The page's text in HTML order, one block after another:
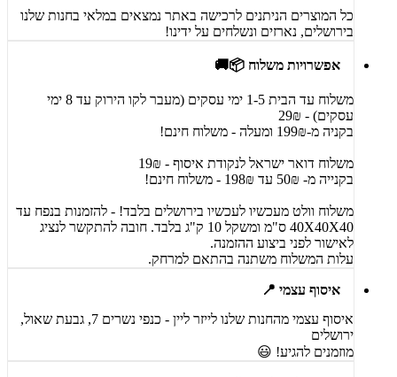
כל המוצרים הניתנים לרכישה באתר נמצאים במלאי בחנות שלנו
בירושלים, נארזים ונשלחים על ידינו!
אפשרויות משלוח 📦🚚
משלוח עד הבית 1-5 ימי עסקים (מעבר לקו הירוק עד 8 ימי
עסקים) - 29₪
בקניה מ-199₪ ומעלה - משלוח חינם!
משלוח דואר ישראל לנקודת איסוף - 19₪
בקנייה מ- 50₪ עד 198₪ - משלוח חינם!
משלוח וולט מעכשיו לעכשיו בירושלים בלבד! - להזמנות בנפח עד
40X40X40 ס"מ ומשקל 10 ק"ג בלבד. חובה להתקשר לנציג
לאישור לפני ביצוע ההזמנה.
עלות המשלוח משתנה בהתאם למרחק.
איסוף עצמי 📍
איסוף עצמי מהחנות שלנו לייזר ליין - כנפי נשרים 7, גבעת שאול,
ירושלים
מוזמנים להגיע! 😃